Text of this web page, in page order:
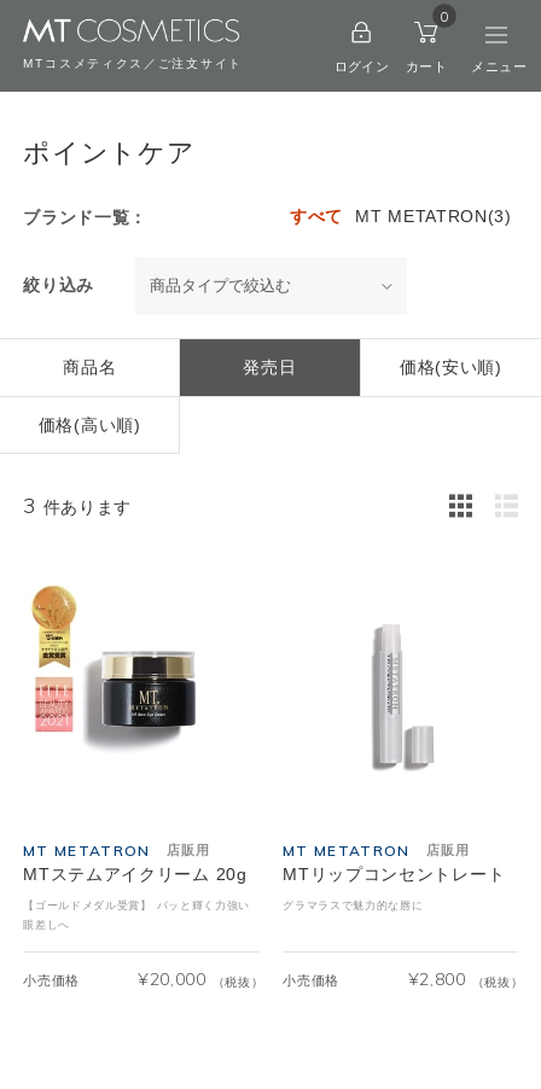
MTコスメティクス／ご注文サイト ログイン カート
0
ポイントケア
ブランド一覧： すべて MT METATRON(3)
絞り込み
商品名 発売日 価格(安い順)
価格(高い順)
3 件あります
MT METATRON 店販用
MTステムアイクリーム 20g
【ゴールドメダル受賞】 パッと輝く力強い
眼差しへ
小売価格 ¥20,000 （税抜）
MT METATRON 店販用
MTリップコンセントレート
グラマラスで魅力的な唇に
小売価格 ¥2,800 （税抜）